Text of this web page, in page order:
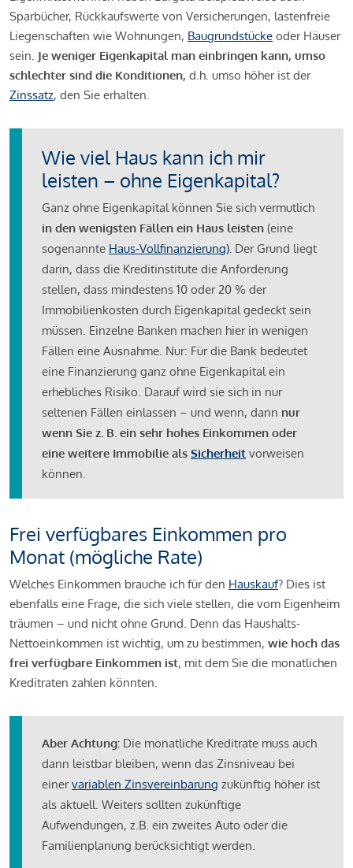
Sparbücher, Rückkaufswerte von Versicherungen, lastenfreie
Liegenschaften wie Wohnungen, Baugrundstücke oder Häuser
sein. Je weniger Eigenkapital man einbringen kann, umso
schlechter sind die Konditionen, d.h. umso höher ist der
Zinssatz, den Sie erhalten.
Wie viel Haus kann ich mir
leisten – ohne Eigenkapital?
Ganz ohne Eigenkapital können Sie sich vermutlich
in den wenigsten Fällen ein Haus leisten (eine
sogenannte Haus-Vollfinanzierung). Der Grund liegt
darin, dass die Kreditinstitute die Anforderung
stellen, dass mindestens 10 oder 20 % der
Immobilienkosten durch Eigenkapital gedeckt sein
müssen. Einzelne Banken machen hier in wenigen
Fällen eine Ausnahme. Nur: Für die Bank bedeutet
eine Finanzierung ganz ohne Eigenkapital ein
erhebliches Risiko. Darauf wird sie sich in nur
seltenen Fällen einlassen – und wenn, dann nur
wenn Sie z. B. ein sehr hohes Einkommen oder
eine weitere Immobilie als Sicherheit vorweisen
können.
Frei verfügbares Einkommen pro
Monat (mögliche Rate)
Welches Einkommen brauche ich für den Hauskauf? Dies ist
ebenfalls eine Frage, die sich viele stellen, die vom Eigenheim
träumen – und nicht ohne Grund. Denn das Haushalts-
Nettoeinkommen ist wichtig, um zu bestimmen, wie hoch das
frei verfügbare Einkommen ist, mit dem Sie die monatlichen
Kreditraten zahlen könnten.
Aber Achtung: Die monatliche Kreditrate muss auch
dann leistbar bleiben, wenn das Zinsniveau bei
einervariablen Zinsvereinbarung zukünftig höher ist
als aktuell. Weiters sollten zukünftige
Aufwendungen, z.B. ein zweites Auto oder die
Familienplanung berücksichtigt werden.